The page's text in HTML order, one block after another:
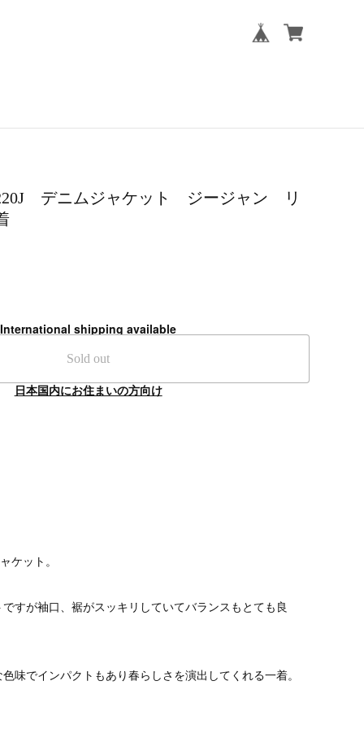
デニムジャケット ジージャン リ
International shipping available
Sold out
日本国内にお住まいの方向け
ケット。
すが袖口、裾がスッキリしていてバランスもとても良
味でインパクトもあり春らしさを演出してくれる一着。